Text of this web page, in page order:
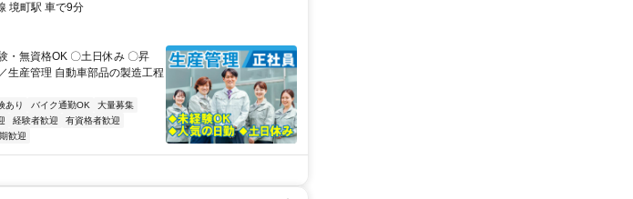
境町駅 車で9分
・無資格OK 〇土日休み 〇昇
生産管理 自動車部品の製造工程
あり バイク通勤OK
大量募集
経験者歓迎
有資格者歓迎
歓迎